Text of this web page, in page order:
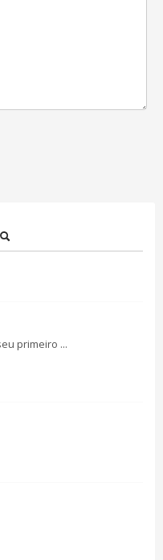
primeiro ...